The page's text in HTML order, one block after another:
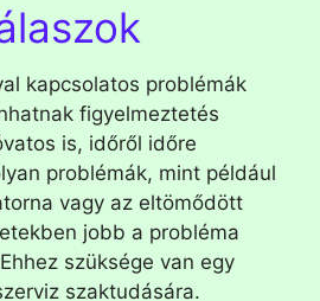
kapcsolatos problémák
figyelmeztetés
is, időről időre
problémák, mint például
vagy az eltömődött
jobb a probléma
szüksége van egy
szaktudására.